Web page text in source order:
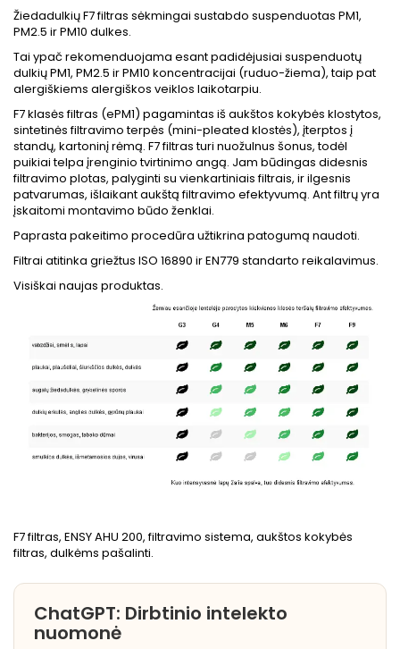
Žiedadulkių F7 filtras sėkmingai sustabdo suspenduotas PM1,
PM2.5 ir PM10 dulkes.
Tai ypač rekomenduojama esant padidėjusiai suspenduotų
dulkių PM1, PM2.5 ir PM10 koncentracijai (ruduo-žiema), taip pat
alergiškiems alergiškos veiklos laikotarpiu.
F7 klasės filtras (ePM1) pagamintas iš aukštos kokybės klostytos,
sintetinės filtravimo terpės (mini-pleated klostės), įterptos į
standų, kartoninį rėmą. F7 filtras turi nuožulnus šonus, todėl
puikiai telpa įrenginio tvirtinimo angą. Jam būdingas didesnis
filtravimo plotas, palyginti su vienkartiniais filtrais, ir ilgesnis
patvarumas, išlaikant aukštą filtravimo efektyvumą. Ant filtrų yra
įskaitomi montavimo būdo ženklai.
Paprasta pakeitimo procedūra užtikrina patogumą naudoti.
Filtrai atitinka griežtus ISO 16890 ir EN779 standarto reikalavimus.
Visiškai naujas produktas.
F7 filtras, ENSY AHU 200, filtravimo sistema, aukštos kokybės
filtras, dulkėms pašalinti.
ChatGPT: Dirbtinio intelekto
nuomonė